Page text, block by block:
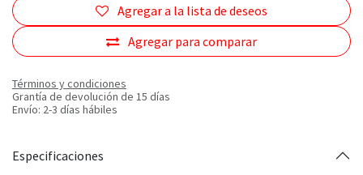
Agregar para comparar
Agregar a la lista de deseos
Términos y condiciones
Grantía de devolución de 15 días
Envío: 2-3 días hábiles
Especificaciones